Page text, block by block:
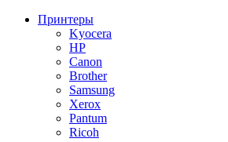
Принтеры
Kyocera
HP
Canon
Brother
Samsung
Xerox
Pantum
Ricoh